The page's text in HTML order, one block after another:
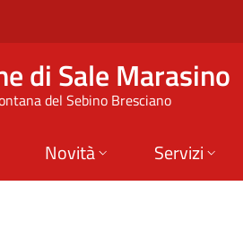
Marasino
di Sale Marasino
del Sebino Bresciano
Novità Servizi